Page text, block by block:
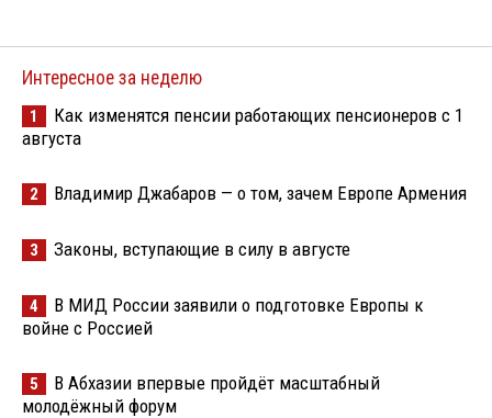
Интересное за неделю
1
Как изменятся пенсии работающих пенсионеров с 1
августа
2 Владимир Джабаров — о том, зачем Европе Армения
3 Законы, вступающие в силу в августе
4
В МИД России заявили о подготовке Европы к
войне с Россией
5
В Абхазии впервые пройдёт масштабный
молодёжный форум